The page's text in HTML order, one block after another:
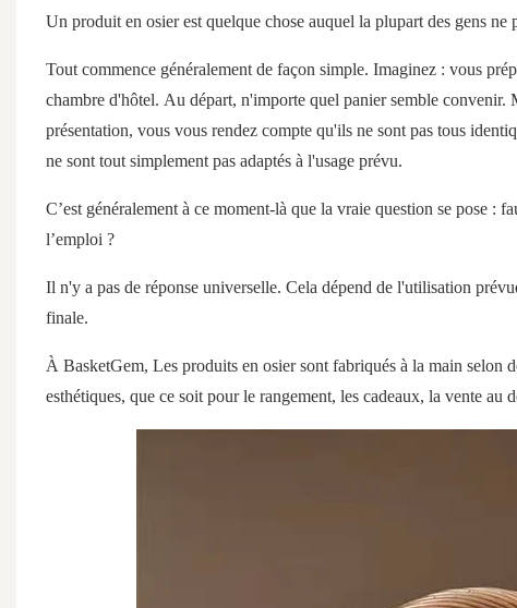
Un produit en osier est quelque chose auquel la plupart des gens
Tout commence généralement de façon simple. Imaginez : vous
chambre d'hôtel. Au départ, n'importe quel panier semble convenir.
présentation, vous vous rendez compte qu'ils ne sont pas tous
ne sont tout simplement pas adaptés à l'usage prévu.
C’est généralement à ce moment-là que la vraie question se pose :
l’emploi ?
Il n'y a pas de réponse universelle. Cela dépend de l'utilisation
finale.
À BasketGem, Les produits en osier sont fabriqués à la main selon
esthétiques, que ce soit pour le rangement, les cadeaux, la vente au